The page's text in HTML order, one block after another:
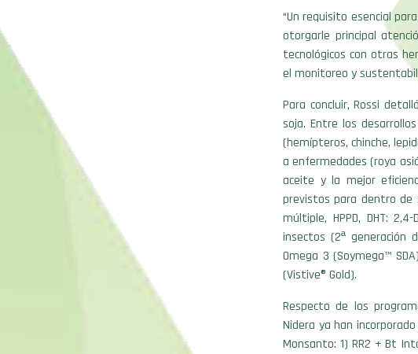
“Un requisito esencial
otorgarle principal
tecnológicos con otras
el monitoreo y
Para concluir, Rossi
soja. Entre los
(hemípteros, chinche,
a enfermedades (roya
aceite y la mejor
previstos para dentro de
múltiple, HPPD, DHT:
insectos (2ª generación
Omega 3 (Soymega™
(Vistive® Gold).
Respecto de los
Nidera ya han
Monsanto: 1) RR2 + Bt